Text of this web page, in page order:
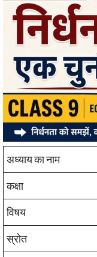
अध्याय का नाम
कक्षा
विषय
स्रोत